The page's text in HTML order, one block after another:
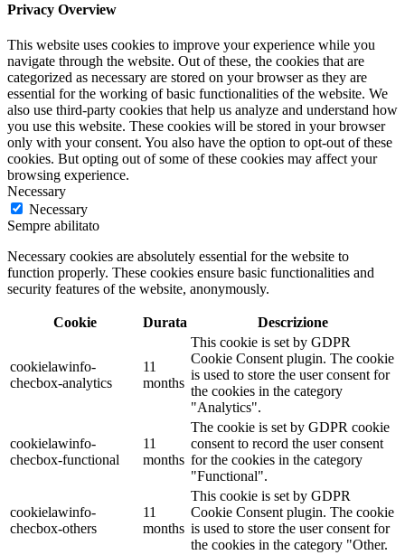
Privacy Overview
This website uses cookies to improve your experience while you
navigate through the website. Out of these, the cookies that are
categorized as necessary are stored on your browser as they are
essential for the working of basic functionalities of the website. We
also use third-party cookies that help us analyze and understand how
you use this website. These cookies will be stored in your browser
only with your consent. You also have the option to opt-out of these
cookies. But opting out of some of these cookies may affect your
browsing experience.
Necessary
Necessary
Sempre abilitato
Necessary cookies are absolutely essential for the website to
function properly. These cookies ensure basic functionalities and
security features of the website, anonymously.
Cookie Durata Descrizione
cookielawinfo-
checbox-analytics
11
months
This cookie is set by GDPR
Cookie Consent plugin. The cookie
is used to store the user consent for
the cookies in the category
"Analytics".
cookielawinfo-
checbox-functional
11
months
The cookie is set by GDPR cookie
consent to record the user consent
for the cookies in the category
"Functional".
cookielawinfo-
checbox-others
11
months
This cookie is set by GDPR
Cookie Consent plugin. The cookie
is used to store the user consent for
the cookies in the category "Other.